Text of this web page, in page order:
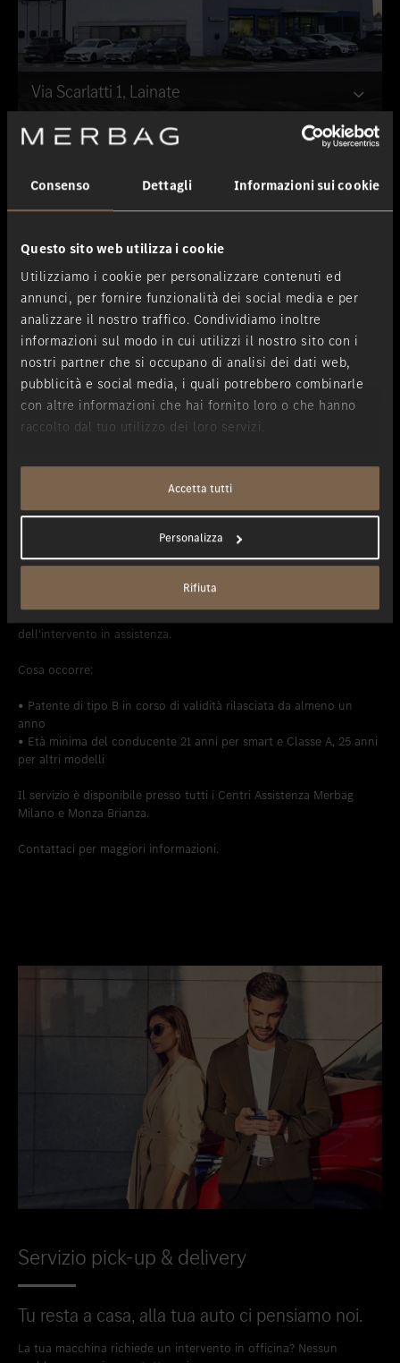
Consenso Dettagli Informazioni sui cookie
Questo sito web utilizza i cookie
Utilizziamo i cookie per personalizzare contenuti ed
annunci, per fornire funzionalità dei social media e per
analizzare il nostro traffico. Condividiamo inoltre
informazioni sul modo in cui utilizzi il nostro sito con i
nostri partner che si occupano di analisi dei dati web,
pubblicità e social media, i quali potrebbero combinarle
con altre informazioni che hai fornito loro o che hanno
raccolto dal tuo utilizzo dei loro servizi.
Accetta tutti
Personalizza
Rifiuta
Via Scarlatti 1, Lainate
Prenota ora
Courtesy car
Per portare a termine i tuoi impegni quotidiani Merbag ti dedica il
servizio di noleggio breve termine da un parco di più di 60 auto
dell'intervento in assistenza.
Cosa occorre:
• Patente di tipo B in corso di validità rilasciata da almeno un
anno
• Età minima del conducente 21 anni per smart e Classe A, 25 anni
per altri modelli
Il servizio è disponibile presso tutti i Centri Assistenza Merbag
Milano e Monza Brianza.
Contattaci per maggiori informazioni.
Servizio pick-up & delivery
Tu resta a casa, alla tua auto ci pensiamo noi.
La tua macchina richiede un intervento in officina? Nessun